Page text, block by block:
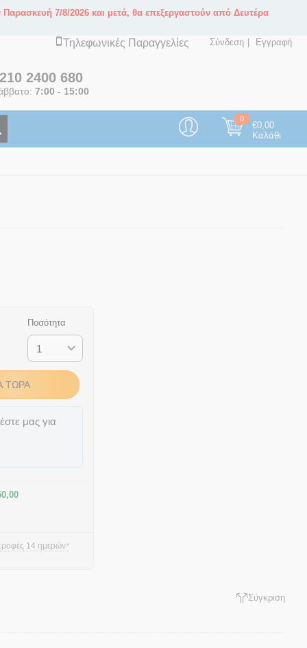
7/8/2026 και μετά, θα επεξεργαστούν από Δευτέρα
Σύνδεση
Εγγραφή
Τηλεφωνικές Παραγγελίες
210 2400 680
7:00 - 15:00
0
€0,00
Καλάθι
Ποσότητα
ΤΏΡΑ
μας για
14 ημερών*
Σύγκριση